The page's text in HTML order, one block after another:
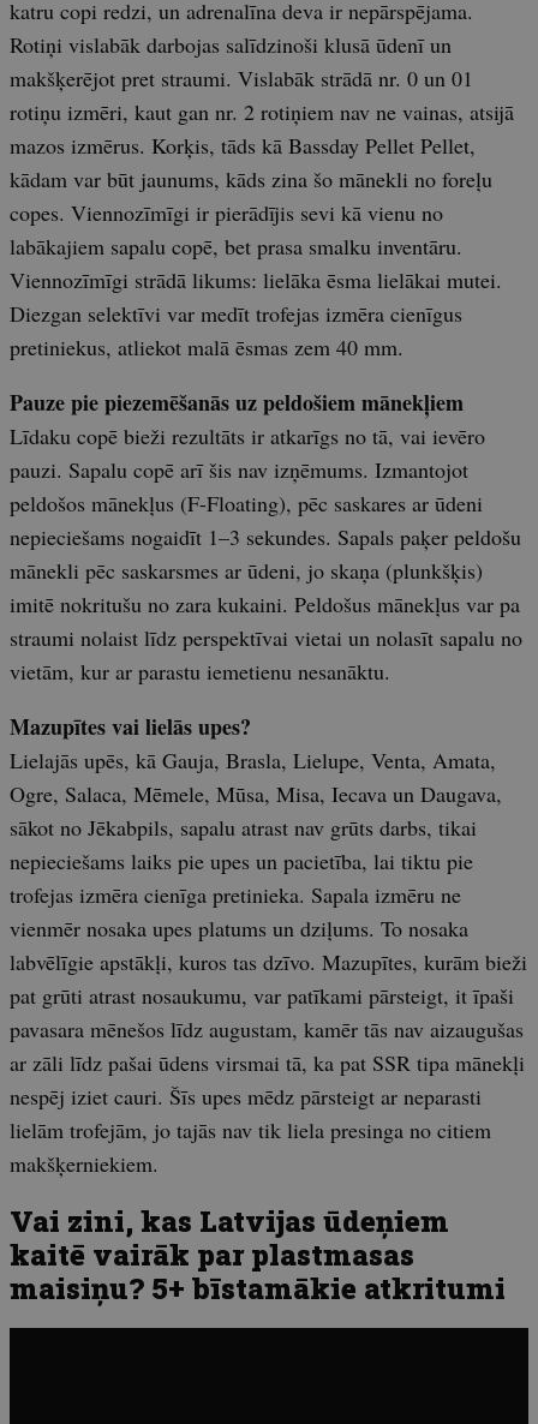
katru copi redzi, un adrenalīna deva ir nepārspējama.
Rotiņi vislabāk darbojas salīdzinoši klusā ūdenī un
makšķerējot pret straumi. Vislabāk strādā nr. 0 un 01
rotiņu izmēri, kaut gan nr. 2 rotiņiem nav ne vainas, atsijā
mazos izmērus. Korķis, tāds kā Bassday Pellet Pellet,
kādam var būt jaunums, kāds zina šo mānekli no foreļu
copes. Viennozīmīgi ir pierādījis sevi kā vienu no
labākajiem sapalu copē, bet prasa smalku inventāru.
Viennozīmīgi strādā likums: lielāka ēsma lielākai mutei.
Diezgan selektīvi var medīt trofejas izmēra cienīgus
pretiniekus, atliekot malā ēsmas zem 40 mm.
Pauze pie piezemēšanās uz peldošiem mānekļiem
Līdaku copē bieži rezultāts ir atkarīgs no tā, vai ievēro
pauzi. Sapalu copē arī šis nav izņēmums. Izmantojot
peldošos mānekļus (F-Floating), pēc saskares ar ūdeni
nepieciešams nogaidīt 1–3 sekundes. Sapals paķer peldošu
mānekli pēc saskarsmes ar ūdeni, jo skaņa (plunkšķis)
imitē nokritušu no zara kukaini. Peldošus mānekļus var pa
straumi nolaist līdz perspektīvai vietai un nolasīt sapalu no
vietām, kur ar parastu iemetienu nesanāktu.
Mazupītes vai lielās upes?
Lielajās upēs, kā Gauja, Brasla, Lielupe, Venta, Amata,
Ogre, Salaca, Mēmele, Mūsa, Misa, Iecava un Daugava,
sākot no Jēkabpils, sapalu atrast nav grūts darbs, tikai
nepieciešams laiks pie upes un pacietība, lai tiktu pie
trofejas izmēra cienīga pretinieka. Sapala izmēru ne
vienmēr nosaka upes platums un dziļums. To nosaka
labvēlīgie apstākļi, kuros tas dzīvo. Mazupītes, kurām bieži
pat grūti atrast nosaukumu, var patīkami pārsteigt, it īpaši
pavasara mēnešos līdz augustam, kamēr tās nav aizaugušas
ar zāli līdz pašai ūdens virsmai tā, ka pat SSR tipa mānekļi
nespēj iziet cauri. Šīs upes mēdz pārsteigt ar neparasti
lielām trofejām, jo tajās nav tik liela presinga no citiem
makšķerniekiem.
Vai zini, kas Latvijas ūdeņiem
kaitē vairāk par plastmasas
maisiņu? 5+ bīstamākie atkritumi